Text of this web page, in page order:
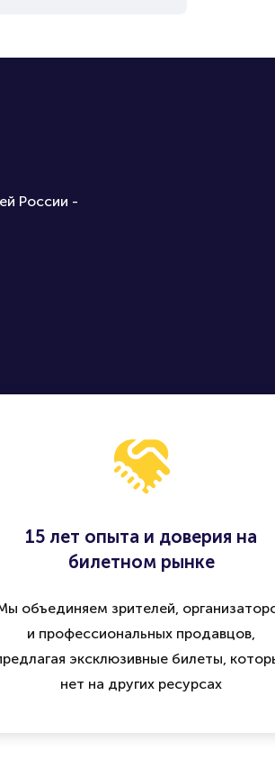
России -
15 лет опыта и доверия на
билетном рынке
объединяем зрителей,
и профессиональных продавцов,
эксклюзивные билеты,
нет на других ресурсах